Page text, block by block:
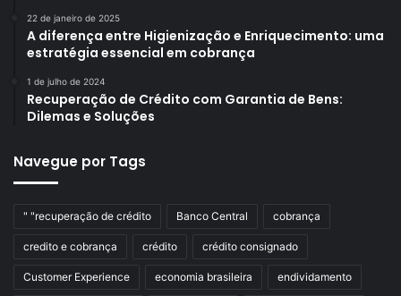
22 de janeiro de 2025
A diferença entre Higienização e Enriquecimento: uma
estratégia essencial em cobrança
1 de julho de 2024
Recuperação de Crédito com Garantia de Bens:
Dilemas e Soluções
Navegue por Tags
" "recuperação de crédito Banco Central cobrança
credito e cobrança crédito crédito consignado
Customer Experience economia brasileira endividamento